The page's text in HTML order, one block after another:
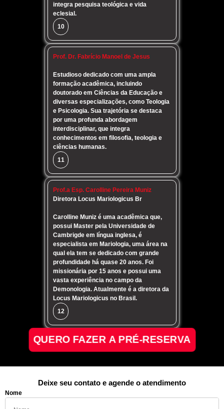
integra pesquisa teológica e vida
eclesial.
10
Prof. Dr. Fabrício Manoel de Jesus
Estudioso dedicado com uma ampla
formação acadêmica, incluindo
doutorado em Ciências da Educação e
diversas especializações, como Teologia
e Psicologia. Sua trajetória se destaca
por uma profunda abordagem
interdisciplinar, que integra
conhecimentos em filosofia, teologia e
ciências humanas.
11
Prof.a Esp. Carolline Pereira Muniz
Diretora Locus Mariologicus Br
Carolline Muniz é uma acadêmica que,
possui Master pela Universidade de
Cambrigde em língua inglesa, é
especialista em Mariologia, uma área na
qual ela tem se dedicado com grande
profundidade há quase 20 anos. Foi
missionária por 15 anos e possui uma
vasta experiência no campo da
Demonologia. Atualmente é a diretora da
Locus Mariologicus no Brasil.
12
QUERO FAZER A PRÉ-RESERVA
Deixe seu contato e agende o atendimento
Nome